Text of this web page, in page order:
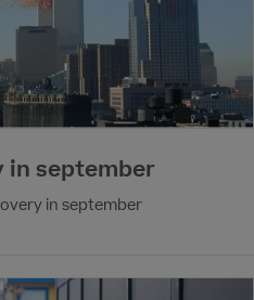
in september
in september